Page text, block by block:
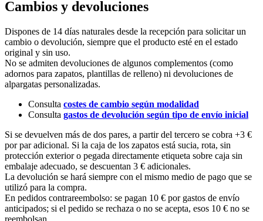
Cambios y devoluciones
Dispones de 14 días naturales desde la recepción para solicitar un
cambio o devolución, siempre que el producto esté en el estado
original y sin uso.
No se admiten devoluciones de algunos complementos (como
adornos para zapatos, plantillas de relleno) ni devoluciones de
alpargatas personalizadas.
Consulta costes de cambio según modalidad
Consulta gastos de devolución según tipo de envío inicial
Si se devuelven más de dos pares, a partir del tercero se cobra +3 €
por par adicional. Si la caja de los zapatos está sucia, rota, sin
protección exterior o pegada directamente etiqueta sobre caja sin
embalaje adecuado, se descuentan 3 € adicionales.
La devolución se hará siempre con el mismo medio de pago que se
utilizó para la compra.
En pedidos contrareembolso: se pagan 10 € por gastos de envío
anticipados; si el pedido se rechaza o no se acepta, esos 10 € no se